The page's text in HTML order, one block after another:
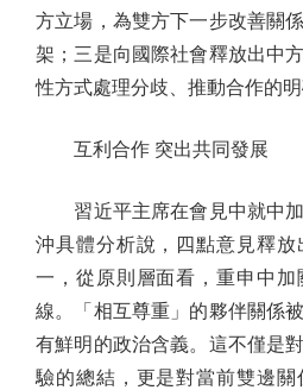
方立場，為雙方下一步改善關
架；三是向國際社會釋放出中
性方式處理分歧、推動合作的明
互利合作 突出共同發展
習近平主席在會見中就中加
沖具體分析說，四點意見釋
一，從原則層面看，重申中
線。「相互尊重」的夥伴關係
有鮮明的政治含義。這不僅是
驗的總結，更是對當前雙邊